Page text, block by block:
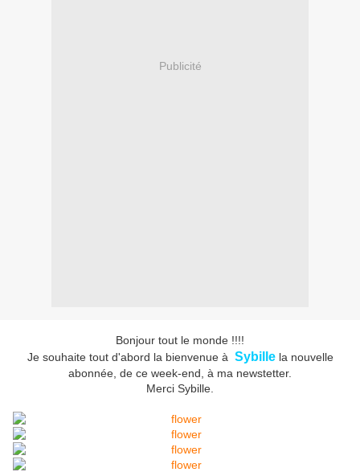
Publicité
Bonjour tout le monde !!!!
Je souhaite tout d'abord la bienvenue à Sybillela nouvelle
abonnée, de ce week-end, à ma newstetter.
Merci Sybille.